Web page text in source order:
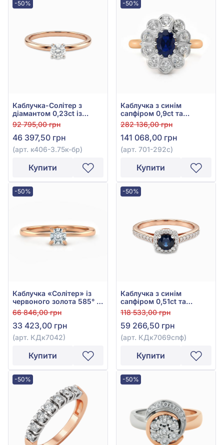
-50%
Каблучка-Солітер з
діамантом 0,23ct із
червоного золота 585°,
арт. к406-3.75к-бр
92 795,00 грн
46 397,50 грн
(арт. к406-3.75к-бр)
Купити
-50%
Каблучка з синім
сапфіром 0,9ct та
діамантом 0,31ct із
червоно-білого золота
585°, арт. 701-292с
282 136,00 грн
141 068,00 грн
(арт. 701-292с)
Купити
-50%
Каблучка «Солітер» із
червоного золота 585° з
діамантом 0,16ct, арт.
КДк7042
66 846,00 грн
33 423,00 грн
(арт. КДк7042)
Купити
-50%
Каблучка з синім
сапфіром 0,51ct та
діамантом 0,35ct із
червоного золота 585°,
арт. КДк7069спф
118 533,00 грн
59 266,50 грн
(арт. КДк7069спф)
Купити
-50% -50%